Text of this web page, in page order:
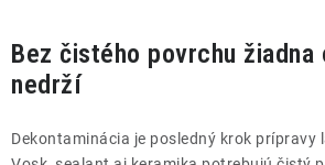
Bez čistého povrchu žiadna
nedrží
Dekontaminácia je posledný krok prípravy